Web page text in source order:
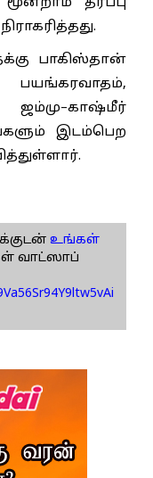
பாகிஸ்தான்
இடம்பெற
உங்கள்
வாட்ஸாப்